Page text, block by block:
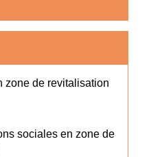
zone de revitalisation
sociales en zone de